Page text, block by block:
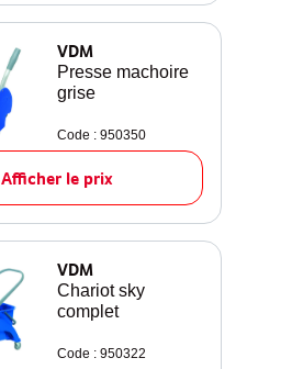
VDM
Presse machoire
grise
Code : 950350
Afficher le prix
VDM
Chariot sky
complet
Code : 950322